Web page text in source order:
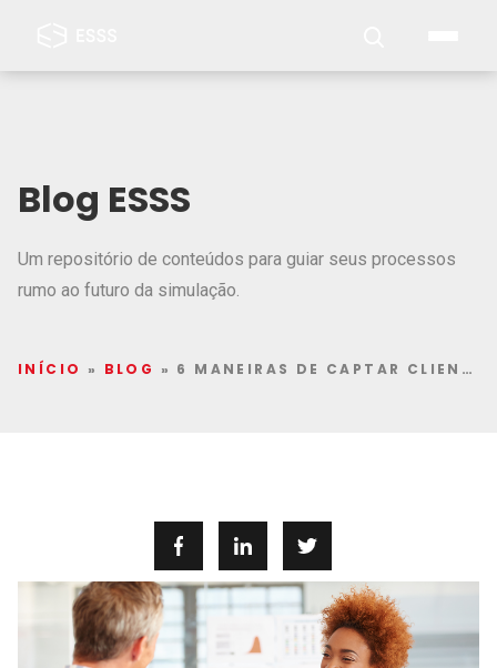
Blog ESSS
Um repositório de conteúdos para guiar seus processos
rumo ao futuro da simulação.
INÍCIO » BLOG » 6 MANEIRAS DE CAPTAR CLIENTES NO MERCADO DE ENGENHARIA